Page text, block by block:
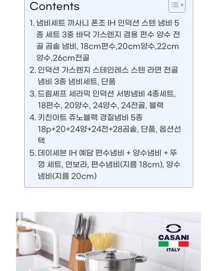
Contents
냄비세트 까사니 폰조 IH 인덕션 스텐 냄비 5
종 세트 3중 바닥 가스렌지 겸용 편수 양수 전
골 곰솥 냄비, 18cm편수,20cm양수,22cm
양수,26cm전골
인덕션 가스렌지 스테인레스 스텐 라면 전골
냄비 3종 냄비세트, 단품
드림셰프 세라믹 인덕션 서빙냄비 4종세트,
18편수, 20양수, 24양수, 24전골, 블랙
키친아트 쥬노블랙 경질냄비 5종
18p+20+24양+24전+28곰솥, 단품, 옵션선
택
데이세븐 IH 예담 편수냄비 + 양수냄비 + 뚜
껑 세트, 연보라, 편수냄비(지름 18cm), 양수
냄비(지름 20cm)